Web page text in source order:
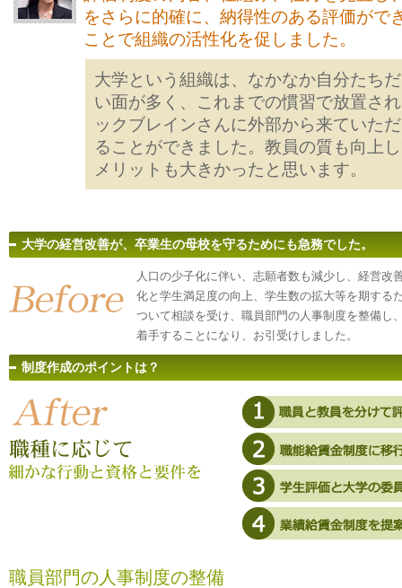
をさらに的確に、納得性のある評価がで
ことで組織の活性化を促しました。
大学という組織は、なかなか自分たち
い面が多く、これまでの慣習で放置さ
ックブレインさんに外部から来ていた
ることができました。教員の質も向上
メリットも大きかったと思います。
大学の経営改善が、卒業生の母校を守るためにも急務でした。
人口の少子化に伴い、志願者数も減少し、経営改
化と学生満足度の向上、学生数の拡大等を期する
ついて相談を受け、職員部門の人事制度を整備し
着手することになり、お引受けしました。
制度作成のポイントは？
職員部門の人事制度の整備